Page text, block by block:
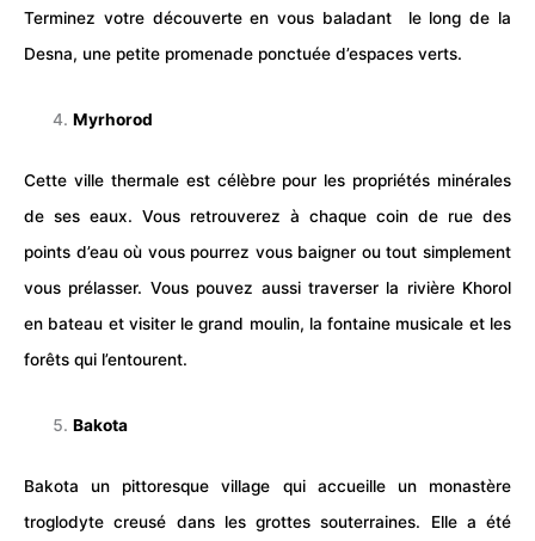
Terminez votre découverte en vous baladant le long de la
Desna, une petite promenade ponctuée d’espaces verts.
Myrhorod
Cette ville thermale est célèbre pour les propriétés minérales
de ses eaux. Vous retrouverez à chaque coin de rue des
points d’eau où vous pourrez vous baigner ou tout simplement
vous prélasser. Vous pouvez aussi traverser la rivière Khorol
en bateau et visiter le grand moulin, la fontaine musicale et les
forêts qui l’entourent.
Bakota
Bakota un pittoresque village qui accueille un monastère
troglodyte creusé dans les grottes souterraines. Elle a été